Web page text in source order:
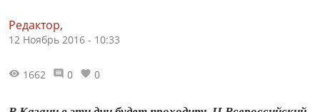
Редактор,
12 Ноябрь 2016 - 10:33
1662 0 0